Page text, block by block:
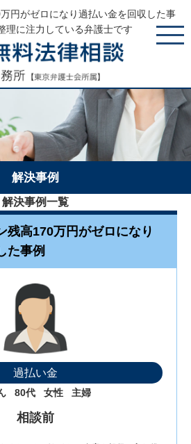
円がゼロになり過払い金を回収した事
に注力している弁護士です
解決事例
解決事例一覧
残高170万円がゼロになり
た事例
過払い金
80代 女性 主婦
相談前